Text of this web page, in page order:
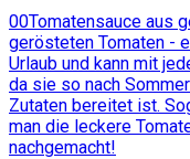
00Tomatensauce aus
gerösteten Tomaten -
Urlaub und kann mit
da sie so nach
Zutaten bereitet ist.
man die leckere
nachgemacht!